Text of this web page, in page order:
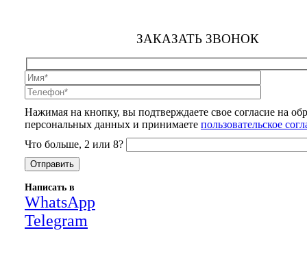
ЗАКАЗАТЬ ЗВОНОК
Нажимая на кнопку, вы подтверждаете свое согласие на
персональных данных и принимаете пользовательское
Что больше, 2 или 8?
Написать в
WhatsApp
Telegram